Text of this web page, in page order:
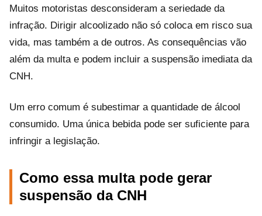
Muitos motoristas desconsideram a seriedade da
infração. Dirigir alcoolizado não só coloca em risco sua
vida, mas também a de outros. As consequências vão
além da multa e podem incluir a suspensão imediata da
CNH.
Um erro comum é subestimar a quantidade de álcool
consumido. Uma única bebida pode ser suficiente para
infringir a legislação.
Como essa multa pode gerar
suspensão da CNH